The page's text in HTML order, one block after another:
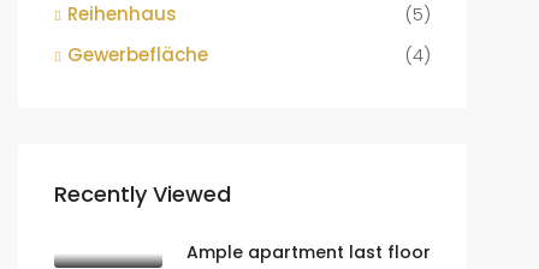
Reihenhaus
(5)
Gewerbefläche
(4)
Recently Viewed
Ample apartment last floor